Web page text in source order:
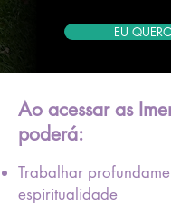
EU
Ao acessar as
poderá:
Trabalhar
espiritualidade